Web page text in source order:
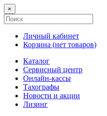
×
Личный кабинет
Корзина (нет товаров)
Каталог
Сервисный центр
Онлайн-кассы
Тахографы
Новости и акции
Лизинг